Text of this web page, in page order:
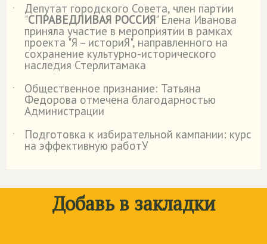
˙
Депутат городского Совета, член партии
"СПРАВЕДЛИВАЯ РОССИЯ" Елена Иванова
приняла участие в мероприятии в рамках
проекта "Я – историЯ", направленного на
сохранение культурно-исторического
наследия Стерлитамака
˙
Общественное признание: Татьяна
Федорова отмечена благодарностью
Администрации
˙
Подготовка к избирательной кампании: курс
на эффективную работУ
Добавь в закладки